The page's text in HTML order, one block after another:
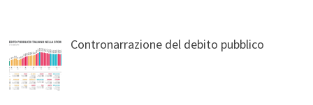
Contronarrazione del debito pubblico